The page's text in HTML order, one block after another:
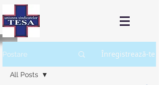
Postare Înregistrează-te
All Posts